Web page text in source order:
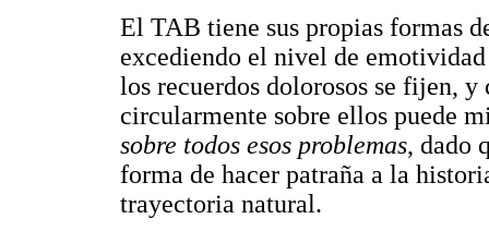
El TAB tiene sus propias formas
excediendo el nivel de
los recuerdos dolorosos se fijen,
circularmente sobre ellos puede
sobre todos esos problemas, dado
forma de hacer patraña a la
trayectoria natural.